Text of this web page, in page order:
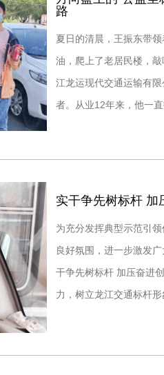
路
夏日的清晨，王振东带
油，爬上了老居民楼，
江龙运现代交通运输有
者。从业12年来，他一
实干争先树标杆
为充分发挥典型示范引
良好氛围，进一步激发
干争先树标杆 加压奋进
力，树立龙江交通标杆